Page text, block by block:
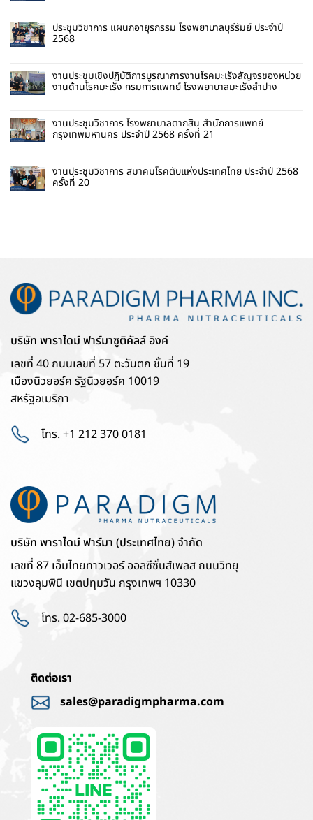
ประชุมวิชาการ แผนกอายุรกรรม โรงพยาบาลบุรีรัมย์ ประจำปี
2568
งานประชุมเชิงปฏิบัติการบูรณาการงานโรคมะเร็งสัญจรของหน่วย
งานด้านโรคมะเร็ง กรมการแพทย์ โรงพยาบาลมะเร็งลำปาง
งานประชุมวิชาการ โรงพยาบาลตากสิน สำนักการแพทย์
กรุงเทพมหานคร ประจำปี 2568 ครั้งที่ 21
งานประชุมวิชาการ สมาคมโรคตับแห่งประเทศไทย ประจำปี 2568
ครั้งที่ 20
บริษัท พาราไดม์ ฟาร์มาซูติคัลล์ อิงค์
เลขที่ 40 ถนนเลขที่ 57 ตะวันตก ชั้นที่ 19
เมืองนิวยอร์ค รัฐนิวยอร์ค 10019
สหรัฐอเมริกา
โทร. +1 212 370 0181
บริษัท พาราไดม์ ฟาร์มา (ประเทศไทย) จำกัด
เลขที่ 87 เอ็มไทยทาวเวอร์ ออลซีซั่นส์เพลส ถนนวิทยุ
แขวงลุมพินี เขตปทุมวัน กรุงเทพฯ 10330
โทร. 02-685-3000
ติดต่อเรา
sales@paradigmpharma.com